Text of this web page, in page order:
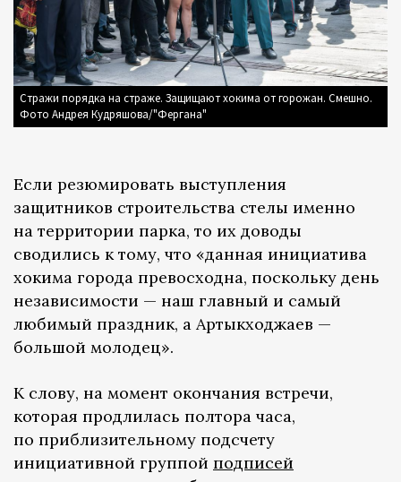
Стражи порядка на страже. Защищают хокима от горожан. Смешно.
Фото Андрея Кудряшова/"Фергана"
Если резюмировать выступления
защитников строительства стелы именно
на территории парка, то их доводы
сводились к тому, что «данная инициатива
хокима города превосходна, поскольку день
независимости — наш главный и самый
любимый праздник, а Артыкходжаев —
большой молодец».
К слову, на момент окончания встречи,
которая продлилась полтора часа,
по приблизительному подсчету
инициативной группой подписей